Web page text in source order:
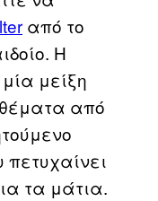
από το
Η
μείξη
από
πετυχαίνει
τα μάτια.